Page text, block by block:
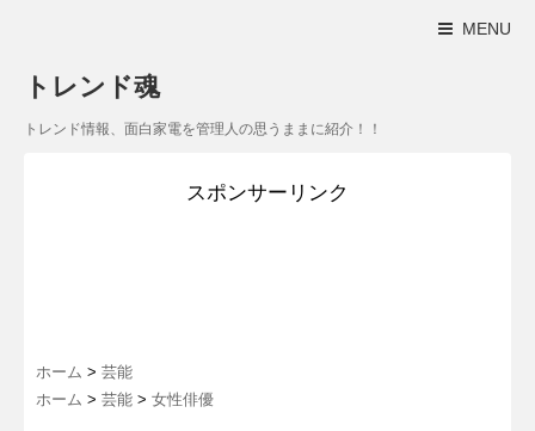
MENU
トレンド魂
トレンド情報、面白家電を管理人の思うままに紹介！！
スポンサーリンク
ホーム > 芸能
ホーム > 芸能 > 女性俳優